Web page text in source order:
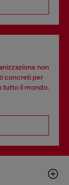
non
concreti per
tutto il mondo.